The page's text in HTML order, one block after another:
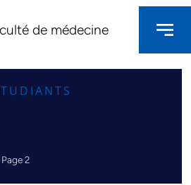
de médecine
Page 2